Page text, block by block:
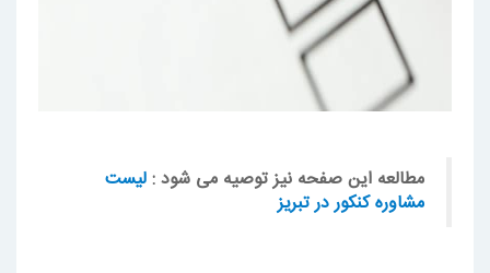
مطالعه این صفحه نیز توصیه می شود :لیست
مشاوره کنکور در تبریز